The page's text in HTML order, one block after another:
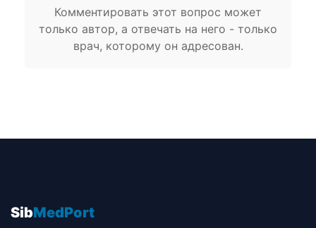
Комментировать этот вопрос может
только автор, а отвечать на него - только
врач, которому он адресован.
SibMedPort